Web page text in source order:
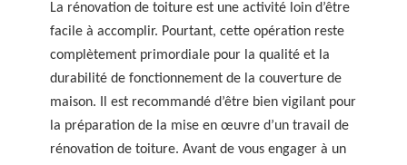
La rénovation de toiture est une activité loin d’être
facile à accomplir. Pourtant, cette opération reste
complètement primordiale pour la qualité et la
durabilité de fonctionnement de la couverture de
maison. Il est recommandé d’être bien vigilant pour
la préparation de la mise en œuvre d’un travail de
rénovation de toiture. Avant de vous engager à un